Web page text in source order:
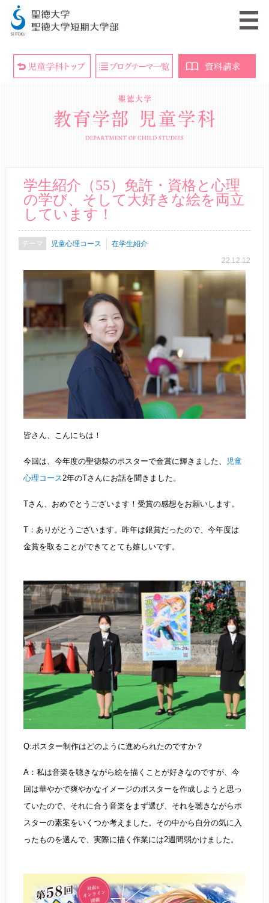
学生紹介（55）免許・資格と心理
の学び、そして大好きな絵を両立
しています！
児童心理コース
在学生紹介
22.12.12
皆さん、こんにちは！
今回は、今年度の聖徳祭のポスターで金賞に輝きました、
児童
心理コース2年のTさんにお話を聞きました。
Tさん、おめでとうございます！受賞の感想をお願いします。
T：ありがとうございます。昨年は銀賞だったので、今年度は
金賞を取ることができてとても嬉しいです。
Q:ポスター制作はどのように進められたのですか？
A：私は音楽を聴きながら絵を描くことが好きなのですが、今
回は華やかで爽やかなイメージのポスターを作成しようと思っ
ていたので、それに合う音楽をまず選び、それを聴きながらポ
スターの素案をいくつか考えました。その中から自分の気に入
ったものを選んで、実際に描く作業には2週間弱かけました。